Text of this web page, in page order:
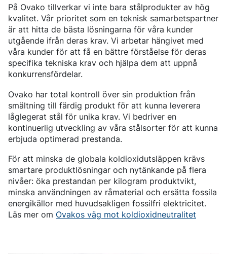
MASKINBEARBETNING
VÄRMEBEHANDLING
GRUV- OCH ANLÄGGNINGSVERKTYG
BERGBORRNING
ÖVRIGA GRUVVERKTYG
MINERALBEARBETNING
LÄTTA OCH TUNGA FORDON
KOMPONENTSPECIFIKA KRAV
DRIVSYSTEM
CHASSIKOMPONENTER
ENERGI
OLJA OCH GAS
VINDKRAFT
TRANSPORT
STÅLSORTER
GENOMHÄRDANDE KULLAGERSTÅL
SÄTTHÄRDNINGSSTÅL
ALLMÄNT KONSTRUKTIONSSTÅL
SEGHÄRDNINGSSTÅL
FJÄDERSTÅL
BORSTÅL
NITRERSTÅL
MARAGING-STÅL
SPECIALEGENSKAPER (SP-STÅNG)
VIDAREFÖRÄDLADE STÄNGER
DRAGEN STÅNG
SLIPAD STÅNG
SKALSVARVAD STÅNG
FÖRKOMPONENTER
FÖRKOMPONENTER FRÅN RÖR
HÅRDFÖRKROMADE STÄNGER OCH RÖR
FÖRBÄTTRAD KORROSIONSBESTÄNDIGHET
CROMAX-STÅLSORTER
KOSTNADSEFFEKTIVA HYDRAULCYLINDRAR
TRÅD OCH HASPLADE STÄNGER (BAR-IN-COIL)
SÖMLÖSA RÖR OCH ÄMNESRÖR
OVAKO 280-ÄMNESRÖR
STANDARDKULLAGERRÖR
VALSADE OCH SMIDDA RINGAR
OVATRACK
SKROT- OCH LEGERINGSTILLÄGG
FORSKNING OCH UTVECKLING
ERFARENHET OCH KUNSKAP
KVALITET
CERTIFIKAT OCH TESTMÖJLIGHETER
OVAKO SCIENCE AND VISITOR CENTER
MILJÖ
VÅR VÄG MOT KOLDIOXIDNEUTRALITET
KLIMAT
EFFEKTIVA PROCESSER
PRODUKTER
ANVÄNDNING AV KEMISKA ÄMNEN
ÅTERVINNINGSBARHET OCH ÅTERVUNNET
INNEHÅLL
SOCIAL HÅLLBARHET
AFFÄRSETIK
STYRNING, UPPFÖLJNING & ÖVERVAKNING
GLOBALA MÅLEN FÖR HÅLLBAR UTVECKLING
KARRIÄR
LEDIGA TJÄNSTER
VARFÖR OVAKO?
ATT VÄXA HOS OVAKO
UTVECKLINGSPROGRAM
OM OVAKO
EN VÄRLD AV STÅL
VÅR HISTORIA
LEDNING
STARK GLOBAL STÄLLNING INOM SPECIALSTÅL
PRODUKTIONSORTER
VÅR VÄTGASANLÄGGNING
PODCAST STÅLVERKET
DANIEL STÅHL
NYHETER OCH EVENTS
MÄSSOR OCH DIGITALA EVENTS
BERÄTTELSER
STRENGTH OF STEEL NYHETSBREV
MEDIABANKEN
Svenska English Suomi
Sales Units
Centraleuropa
Östeuropa
Sydeuropa
Asien Och Stillahavsområdet
Kontakt
Ovatrack
Steelnavigator
På Ovako tillverkar vi inte bara stålprodukter av hög
kvalitet. Vår prioritet som en teknisk samarbetspartner
är att hitta de bästa lösningarna för våra kunder
utgående ifrån deras krav. Vi arbetar hängivet med
våra kunder för att få en bättre förståelse för deras
specifika tekniska krav och hjälpa dem att uppnå
konkurrensfördelar.
Ovako har total kontroll över sin produktion från
smältning till färdig produkt för att kunna leverera
låglegerat stål för unika krav. Vi bedriver en
kontinuerlig utveckling av våra stålsorter för att kunna
erbjuda optimerad prestanda.
För att minska de globala koldioxidutsläppen krävs
smartare produktlösningar och nytänkande på flera
nivåer: öka prestandan per kilogram produktvikt,
minska användningen av råmaterial och ersätta fossila
energikällor med huvudsakligen fossilfri elektricitet.
Läs mer om Ovakos väg mot koldioxidneutralitet